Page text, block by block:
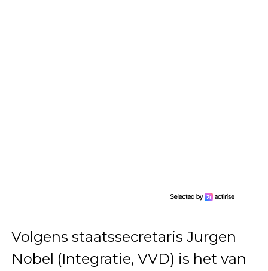
Volgens staatssecretaris Jurgen
Nobel (Integratie, VVD) is het van